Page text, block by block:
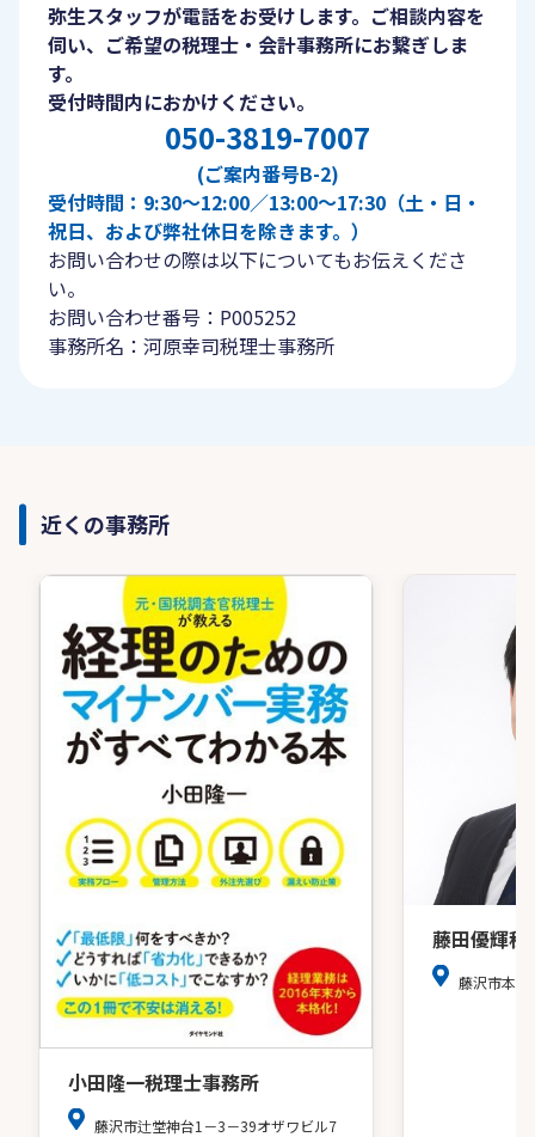
弥生スタッフが電話をお受けします。ご相談内容を
伺い、ご希望の税理士・会計事務所にお繋ぎしま
す。
受付時間内におかけください。
050-3819-7007
(ご案内番号B-2)
受付時間：9:30〜12:00／13:00〜17:30（土・日・
祝日、および弊社休日を除きます。）
お問い合わせの際は以下についてもお伝えくださ
い。
お問い合わせ番号：P005252
事務所名：河原幸司税理士事務所
近くの事務所
小田隆一税理士事務所
藤沢市辻堂神台1－3－39オザワビル7
藤田優輝税
藤沢市本藤